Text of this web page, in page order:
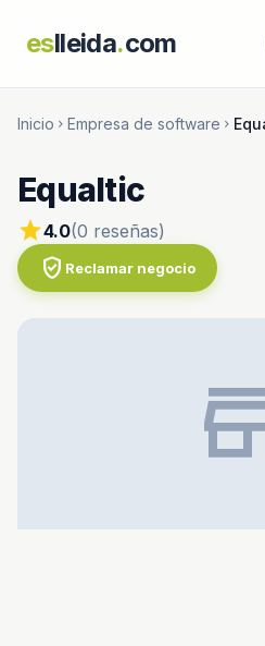
eslleida.com
Inicio chevron_right Empresa de software chevron_right
Equaltic
star4.0(0 reseñas)
verified_user Reclamar negocio